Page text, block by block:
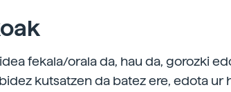
fekala/orala da, hau da, gorozki
kutsatzen da batez ere, edota ur